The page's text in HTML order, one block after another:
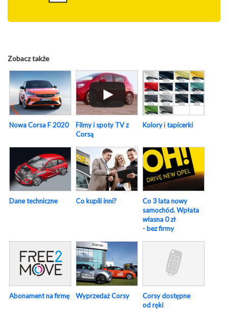
Zobacz także
Nowa Corsa F 2020
Filmy i spoty TV z
Corsą
Koloryitapicerki
Dane techniczne Co kupili inni?
Co 3 lata nowy
samochód. Wpłata
własna 0 zł
- bez firmy
Abonament na firmę Wyprzedaż Corsy
Corsy dostępne
od ręki